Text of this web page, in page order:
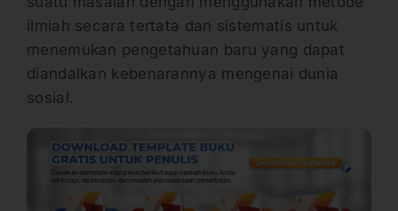
ilmiah secara tertata dan sistematis untuk
menemukan pengetahuan baru yang dapat
diandalkan kebenarannya mengenai dunia
sosial.